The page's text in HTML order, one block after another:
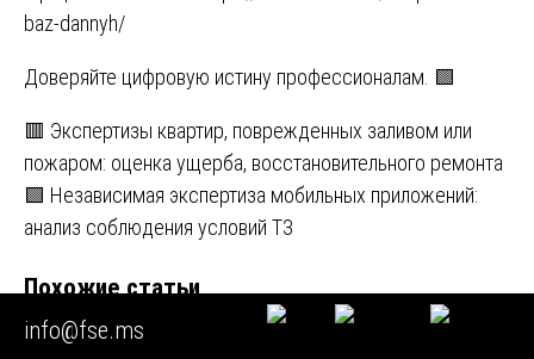
baz-dannyh/
Доверяйте цифровую истину профессионалам. 🟩
Навигация
по
записям
🟥 Экспертизы квартир, поврежденных заливом или
пожаром: оценка ущерба, восстановительного ремонта
🟩 Независимая экспертиза мобильных приложений:
анализ соблюдения условий ТЗ
Похожие статьи
info@fse.ms